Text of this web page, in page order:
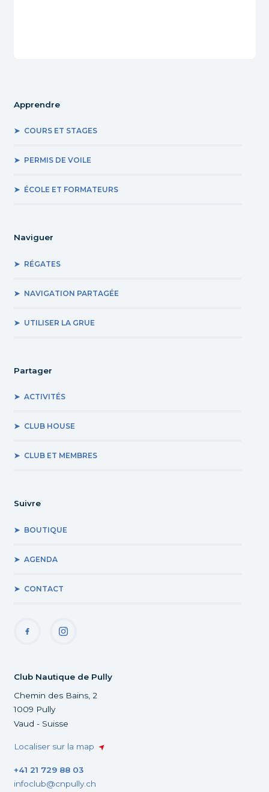
Apprendre
COURS ET STAGES
PERMIS DE VOILE
ÉCOLE ET FORMATEURS
Naviguer
RÉGATES
NAVIGATION PARTAGÉE
UTILISER LA GRUE
Partager
ACTIVITÉS
CLUB HOUSE
CLUB ET MEMBRES
Suivre
BOUTIQUE
AGENDA
CONTACT
Club Nautique de Pully
Chemin des Bains, 2
1009 Pully
Vaud - Suisse
Localiser sur la map
+41 21 729 88 03
infoclub@cnpully.ch